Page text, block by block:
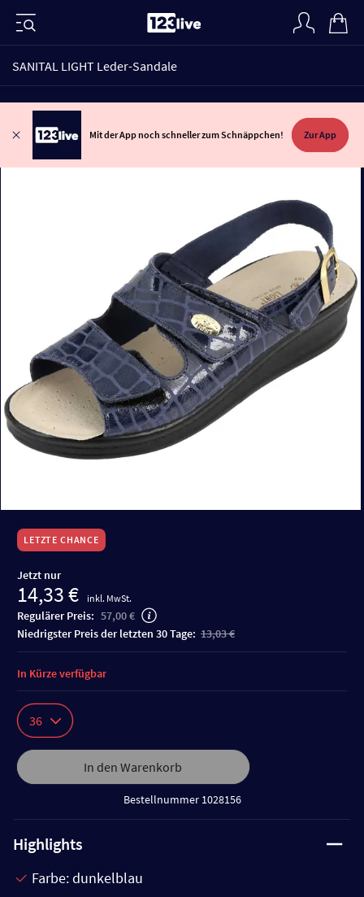
SANITAL LIGHT Leder-Sandale
Mit der App noch schneller zum Schnäppchen! Zur App
LETZTE CHANCE
Jetzt nur
14,33 € inkl. MwSt.
Regulärer Preis: 57,00 €
niedrigster Preis der letzten 30 Tage: 13,03 €
36
In den Warenkorb
Bestellnummer 1028156
In Kürze verfügbar
Highlights
Farbe: dunkelblau